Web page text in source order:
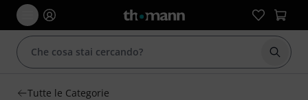
Tutte le Categorie